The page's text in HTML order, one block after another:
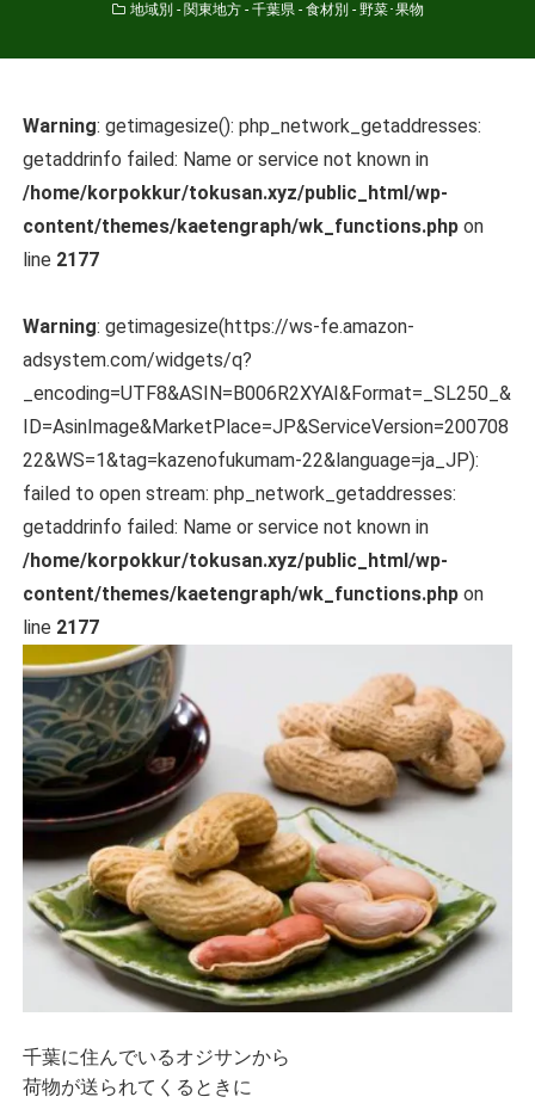
地域別 - 関東地方 - 千葉県- 食材別 - 野菜･果物
Warning: getimagesize(): php_network_getaddresses:
getaddrinfo failed: Name or service not known in
/home/korpokkur/tokusan.xyz/public_html/wp-
content/themes/kaetengraph/wk_functions.php on
line 2177
Warning: getimagesize(https://ws-fe.amazon-
adsystem.com/widgets/q?
_encoding=UTF8&ASIN=B006R2XYAI&Format=_SL250_&
ID=AsinImage&MarketPlace=JP&ServiceVersion=200708
22&WS=1&tag=kazenofukumam-22&language=ja_JP):
failed to open stream: php_network_getaddresses:
getaddrinfo failed: Name or service not known in
/home/korpokkur/tokusan.xyz/public_html/wp-
content/themes/kaetengraph/wk_functions.php on
line 2177
千葉に住んでいるオジサンから
荷物が送られてくるときに